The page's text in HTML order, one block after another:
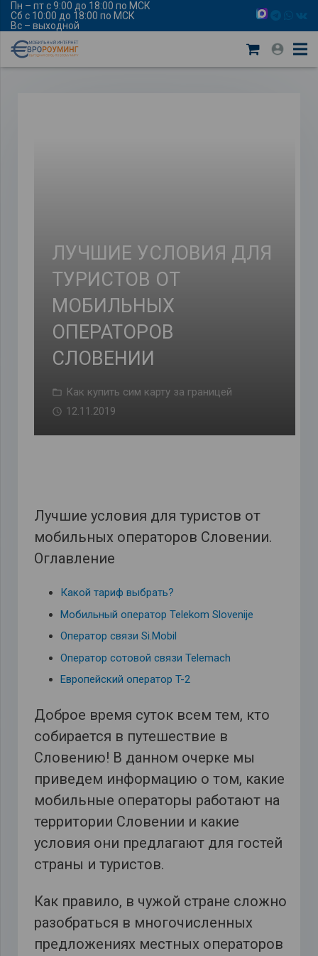
Пн – пт с 9:00 до 18:00 по МСК
Сб с 10:00 до 18:00 по МСК
Вс – выходной
ЛУЧШИЕ УСЛОВИЯ ДЛЯ
ТУРИСТОВ ОТ
МОБИЛЬНЫХ
ОПЕРАТОРОВ
СЛОВЕНИИ
Как купить сим карту за границей
12.11.2019
Лучшие условия для туристов от
мобильных операторов Словении.
Оглавление
Какой тариф выбрать?
Мобильный оператор Telekom Slovenije
Оператор связи Si.Mobil
Оператор сотовой связи Telemach
Европейский оператор T-2
Доброе время суток всем тем, кто
собирается в путешествие в
Словению! В данном очерке мы
приведем информацию о том, какие
мобильные операторы работают на
территории Словении и какие
условия они предлагают для гостей
страны и туристов.
Как правило, в чужой стране сложно
разобраться в многочисленных
предложениях местных операторов